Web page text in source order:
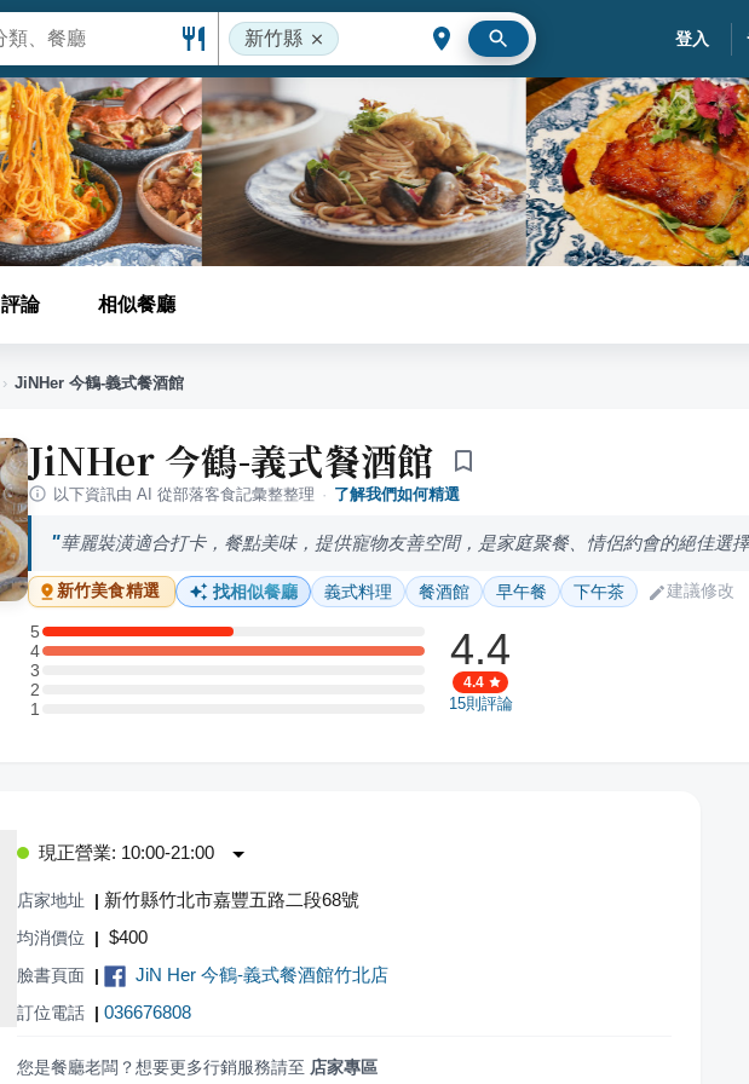
新竹縣 登入
評論 相似餐廳
› JiNHer 今鶴-義式餐酒館
JiNHer 今鶴-義式餐酒館
以下資訊由 AI 從部落客食記彙整整理 · 了解我們如何精選
華麗裝潢適合打卡，餐點美味，提供寵物友善空間，是家庭聚餐、情侶約會的絕佳選
新竹美食精選 找相似餐廳 義式料理 餐酒館 早午餐 下午茶 建議修改
5
5 星：2 則評論
4
4 星：4 則評論
3
3 星：0 則評論
2
2 星：0 則評論
11 星：0 則評論
4.4
4.4
15則評論
現正營業: 10:00-21:00
店家地址 | 新竹縣竹北市嘉豐五路二段68號
均消價位 | $400
臉書頁面 | JiN Her 今鶴-義式餐酒館竹北店
訂位電話 | 036676808
您是餐廳老闆？想要更多行銷服務請至 店家專區